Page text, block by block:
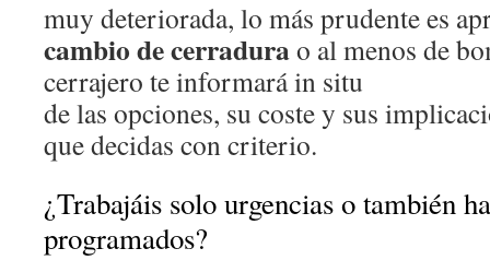
muy deteriorada, lo más prudente es
cambio de cerradurao al menos de
cerrajero te informará in situ
de las opciones, su coste y sus
que decidas con criterio.
¿Trabajáis solo urgencias o también
programados?